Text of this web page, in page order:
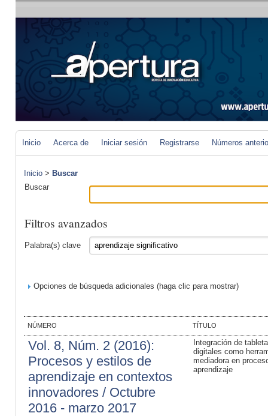
Inicio Acerca de Iniciar sesión Registrarse Números
Inicio > Buscar
Buscar
Filtros avanzados
Palabra(s) clave
Opciones de búsqueda adicionales (haga clic para mostrar)
NÚMERO TÍTULO
Vol. 8, Núm. 2 (2016):
Procesos y estilos de
aprendizaje en contextos
innovadores / Octubre
2016 - marzo 2017
Integración de
digitales como
mediadora en
aprendizaje